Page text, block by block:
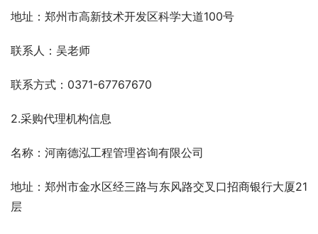
地址：郑州市高新技术开发区科学大道100号
联系人：吴老师
联系方式：0371-67767670
2.采购代理机构信息
名称：河南德泓工程管理咨询有限公司
地址：郑州市金水区经三路与东风路交叉口招商银行大厦21
层